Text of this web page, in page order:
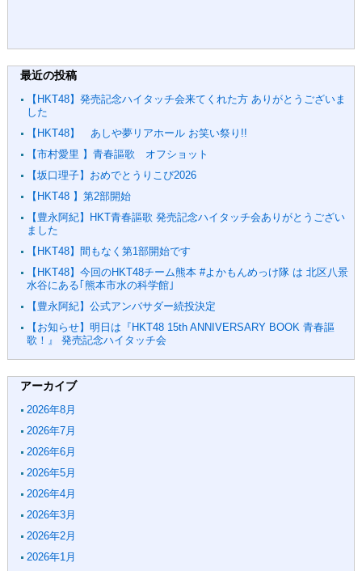
最近の投稿
【HKT48】発売記念ハイタッチ会来てくれた方 ありがとうございま
した
【HKT48】 あしや夢リアホール お笑い祭り!!
【市村愛里 】青春謳歌 オフショット
【坂口理子】おめでとうりこぴ2026
【HKT48 】第2部開始
【豊永阿紀】HKT青春謳歌 発売記念ハイタッチ会ありがとうござい
ました
【HKT48】間もなく第1部開始です
【HKT48】今回のHKT48チーム熊本 #よかもんめっけ隊 は 北区八景
水谷にある｢熊本市水の科学館｣
【豊永阿紀】公式アンバサダー続投決定
【お知らせ】明日は『HKT48 15th ANNIVERSARY BOOK 青春謳
歌！』 発売記念ハイタッチ会
アーカイブ
2026年8月
2026年7月
2026年6月
2026年5月
2026年4月
2026年3月
2026年2月
2026年1月